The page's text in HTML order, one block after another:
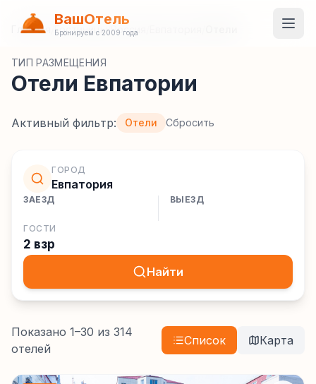
ВашОтель
Бронируем с 2009 года
Главная Гостиницы/Россия
ТИП РАЗМЕЩЕНИЯ
Отели Евпатории
Активный фильтр: Отели Сбросить
ГОРОД
Евпатория
ЗАЕЗД ВЫЕЗД
ГОСТИ
2 взр
Найти
Показано 1–30 из 314
отелей
Список Карта